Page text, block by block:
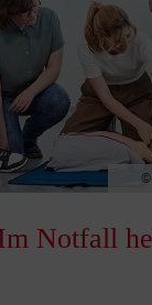
Notfall